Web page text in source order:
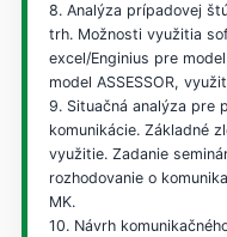
8. Analýza prípadovej
trh. Možnosti využitia
excel/Enginius pre
model ASSESSOR,
9. Situačná analýza pre
komunikácie. Základné
využitie. Zadanie
rozhodovanie o
MK.
10. Návrh